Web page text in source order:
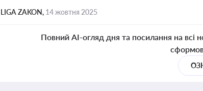
LIGA ZAKON, 14 жовтня 2025
Повний AI-огляд дня та посилання на всі